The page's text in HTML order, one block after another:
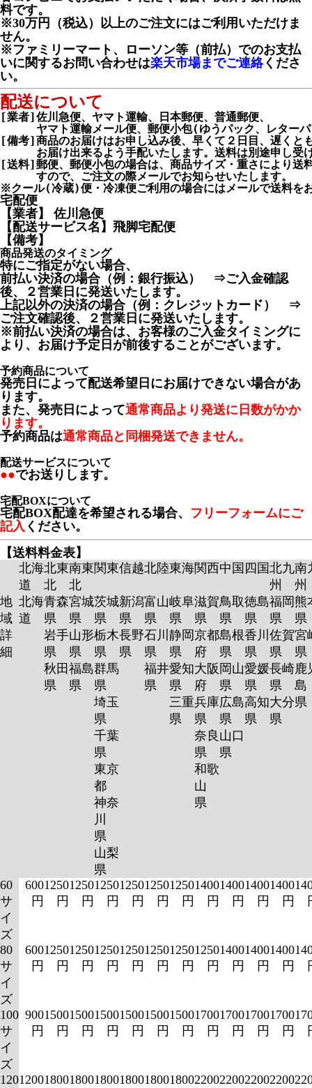
料です。
※30万円（税込）以上のご注文にはご利用いただけま
せん。
※ファミリーマート、ローソン等（前払）でのお支払
いに関するお問い合わせは楽天市場までご連絡くださ
い。
配送について
[業者]佐川急便、ヤマト運輸、日本郵便、普通郵便、
ヤマト運輸メール便、郵便小包(ゆうパック、レター
[備考]商品のお届けはお申し込み後、早くて２日目、遅くと
お届け出来るよう手配いたします。送料は別途申し受
[送料]郵便、郵便小包の場合は、商品サイズ・重さにより送
すので、ご注文の際メールでお知らせいたします。
宅配便
【業者】 佐川急便
【配送サービス名】飛脚宅配便
【備考】
商品発送のタイミング
特にご指定がない場合、
前払い決済の場合（例：銀行振込） ⇒ご入金確認
後、２営業日に発送いたします。
上記以外の決済の場合（例：クレジットカード） ⇒
ご注文確認後、２営業日に発送いたします。
※前払い決済の場合は、お客様のご入金タイミングに
より、お届け予定日が前後することがございます。
予約商品について
発売日によって配送希望日にお届けできない場合があ
ります。
また、発売日によって通常商品より発送に日数がかか
ります。
予約商品は通常商品と同梱発送できません。
配送サービスについて
●●でお送りします。
宅配BOXについて
宅配BOX配達を希望される場合、 フリーフォームにご
記入 ください。
【送料料金表】
北海
道
北東
北
南東
北
関東信越北陸東海関西中国 四国北九
州
南
州
地
域
詳
細
北海
道
青森
県
岩手
県
秋田
県
宮城
県
山形
県
福島
県
茨城
県
栃木
県
群馬
県
埼玉
県
千葉
県
東京
都
神奈
川
県
山梨
県
新潟
県
長野
県
富山
県
石川
県
福井
県
岐阜
県
静岡
県
愛知
県
三重
県
滋賀
県
京都
府
大阪
府
兵庫
県
奈良
県
和歌
山
県
鳥取
県
島根
県
岡山
県
広島
県
山口
県
徳島
県
香川
県
愛媛
県
高知
県
福岡
県
佐賀
県
長崎
県
大分
県
熊
宮
鹿
島
60
サ
イ
ズ
600
円
1250
円
1250
円
1250
円
1250
円
1250
円
1250
円
1400
円
1400
円
1400
円
1400
円
80
サ
イ
ズ
600
円
1250
円
1250
円
1250
円
1250
円
1250
円
1250
円
1250
円
1400
円
1400
円
1400
円
100
サ
イ
ズ
900
円
1500
円
1500
円
1500
円
1500
円
1500
円
1500
円
1700
円
1700
円
1700
円
1700
円
12012001800180018001800180018002200220022002200